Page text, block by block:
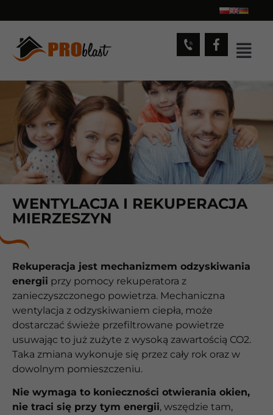
WENTYLACJA I REKUPERACJA
MIERZESZYN
Rekuperacja jest mechanizmem odzyskiwania
energii przy pomocy rekuperatora z
zanieczyszczonego powietrza. Mechaniczna
wentylacja z odzyskiwaniem ciepła, może
dostarczać świeże przefiltrowane powietrze
usuwając to już zużyte z wysoką zawartością CO2.
Taka zmiana wykonuje się przez cały rok oraz w
dowolnym pomieszczeniu.
Nie wymaga to konieczności otwierania okien,
nie traci się przy tym energii, wszędzie tam,